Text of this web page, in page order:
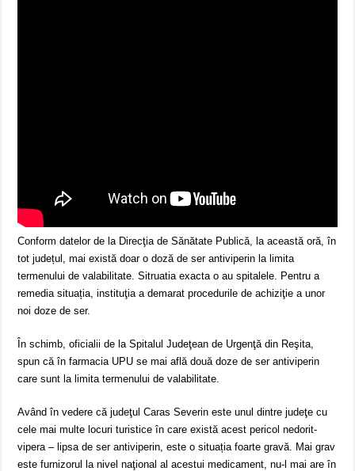
Conform datelor de la Direcţia de Sănătate Publică, la această oră, în
tot județul, mai există doar o doză de ser antiviperin la limita
termenului de valabilitate. Sitruatia exacta o au spitalele. Pentru a
remedia situația, instituţia a demarat procedurile de achiziţie a unor
noi doze de ser.
În schimb, oficialii de la Spitalul Judeţean de Urgenţă din Reşita,
spun că în farmacia UPU se mai află două doze de ser antiviperin
care sunt la limita termenului de valabilitate.
Având în vedere că judeţul Caras Severin este unul dintre judeţe cu
cele mai multe locuri turistice în care există acest pericol nedorit-
vipera – lipsa de ser antiviperin, este o situația foarte gravă. Mai grav
este furnizorul la nivel naţional al acestui medicament, nu-l mai are în